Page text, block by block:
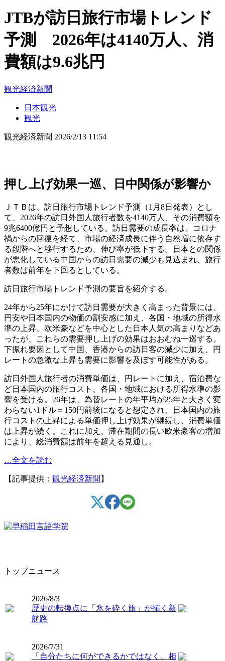
JTBが訪日旅行市場トレンド
予測 2026年は4140万人、消
費額は9.6兆円
観光経済新聞
日本観光
観光
観光経済新聞 2026/2/13 11:54
押し上げ効果一巡、日中関係が影響か
ＪＴＢは、訪日旅行市場トレンド予測（1月8日発表）とし
て、2026年の訪日外国人旅行者数を4140万人、その消費額を
9兆6400億円と予想している。訪日需要の成長率は、コロナ
禍からの回復を経て、市場の経済成長に伴う自然増に依存す
る段階へと移行するため、伸び率が低下する。日本との関係
が悪化している中国からの訪日需要の減少も見込まれ、旅行
者数は前年を下回るとしている。
訪日旅行市場トレンド予測の要旨を紹介する。
24年から25年にかけて訪日需要が大きく高まった背景には、
円安や日本国内の物価の割安感に加え、各国・地域の所得水
準の上昇、欧米豪などを中心とした日本人気の高まりなどあ
ったが、これらの需要押し上げの効果はおおむね一巡する。
下振れ要因として中国、香港からの訪日客の減少に加え、円
レートの急激な上昇も需要に影響を及ぼす可能性がある。
訪日外国人旅行者の消費単価は、円レートに加え、宿泊費な
ど日本国内の旅行コスト、各国・地域における所得水準の影
響を受ける。26年は、為替レートの年平均が25年と大きく変
わらない1ドル＝150円前後になると想定され、日本国内の旅
行コストの上昇による単価押し上げ効果が継続し、消費単価
は上昇が続く。これに加え、滞在期間の長い欧米豪客の増加
により、総消費額は前年を超える見通し。
…全文を読む
【記事提供： 観光経済新聞 】
トップニュース
2026/8/3
歴史の転換点に「氷を砕く旅」が拓く新
航路
2026/7/31
「自分たちに何ができるかではなく、相